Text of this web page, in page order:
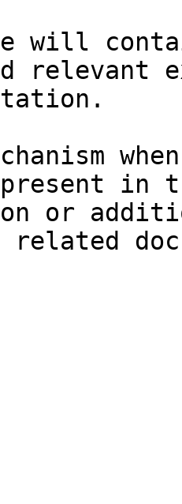
will
relevant
in
or